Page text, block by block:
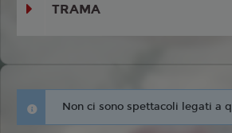
TRAMA
Non ci sono spettacoli legati a